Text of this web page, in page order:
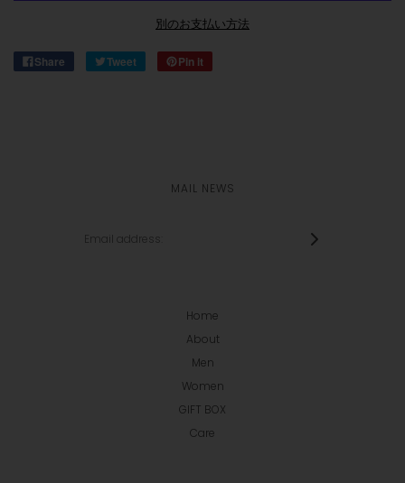
別のお支払い方法
Share Tweet Pin it
MAIL NEWS
Home
About
Men
Women
GIFT BOX
Care